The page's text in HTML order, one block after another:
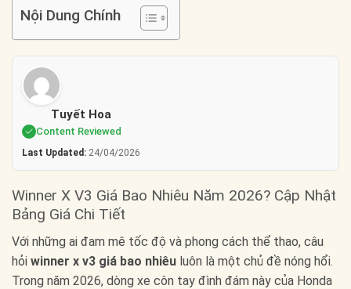
Nội Dung Chính
Tuyết Hoa
Content Reviewed
Last Updated: 24/04/2026
Winner X V3 Giá Bao Nhiêu Năm 2026? Cập Nhật
Bảng Giá Chi Tiết
Với những ai đam mê tốc độ và phong cách thể thao, câu
hỏi winner x v3 giá bao nhiêu luôn là một chủ đề nóng hổi.
Trong năm 2026, dòng xe côn tay đình đám này của Honda